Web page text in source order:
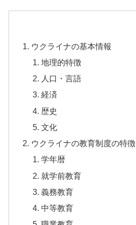
ウクライナの基本情報
地理的特徴
人口・言語
経済
歴史
文化
ウクライナの教育制度の特徴
学年暦
就学前教育
義務教育
中等教育